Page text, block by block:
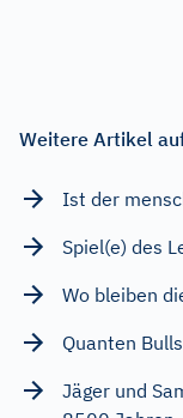
Weitere Artikel
Ist der
Spiel(e) des
Wo bleiben
Quanten
Jäger und